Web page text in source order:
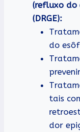
(refluxo do
(DRGE):
do
tais
dor